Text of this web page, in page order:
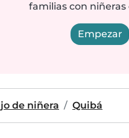
familias con niñeras
Empezar
de niñera Quibá